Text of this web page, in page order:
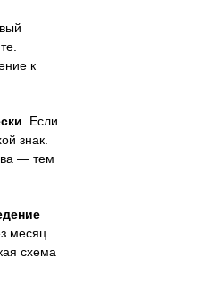
к
. Если
знак.
— тем
месяц
схема